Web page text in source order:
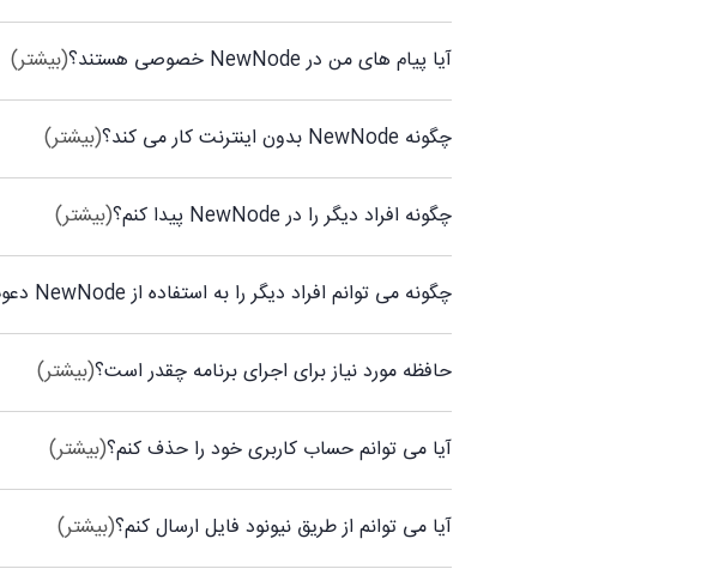
آیا پیام های من در NewNode خصوصی هستند؟ (بیشتر)
چگونه NewNode بدون اینترنت کار می کند؟ (بیشتر)
چگونه افراد دیگر را در NewNode پیدا کنم؟ (بیشتر)
چگونه می توانم افراد دیگر را به استفاده از NewNode دعوت کنم؟
حافظه مورد نیاز برای اجرای برنامه چقدر است؟(بیشتر)
آیا می توانم حساب کاربری خود را حذف کنم؟(بیشتر)
آیا می توانم از طریق نیونود فایل ارسال کنم؟(بیشتر)